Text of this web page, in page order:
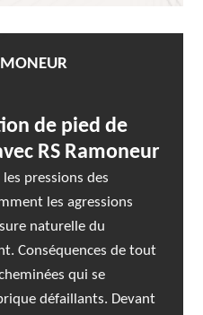
de pied de
RS Ramoneur
pressions des
les agressions
naturelle du
Conséquences de tout
qui se
défaillants. Devant